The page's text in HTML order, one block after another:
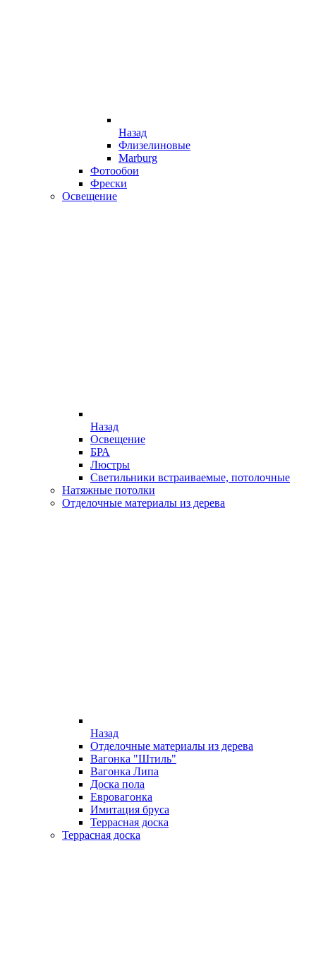
Назад
Флизелиновые
Marburg
Фотообои
Фрески
Освещение
Назад
Освещение
БРА
Люстры
Светильники встраиваемые, потолочные
Натяжные потолки
Отделочные материалы из дерева
Назад
Отделочные материалы из дерева
Вагонка "Штиль"
Вагонка Липа
Доска пола
Евровагонка
Имитация бруса
Террасная доска
Террасная доска